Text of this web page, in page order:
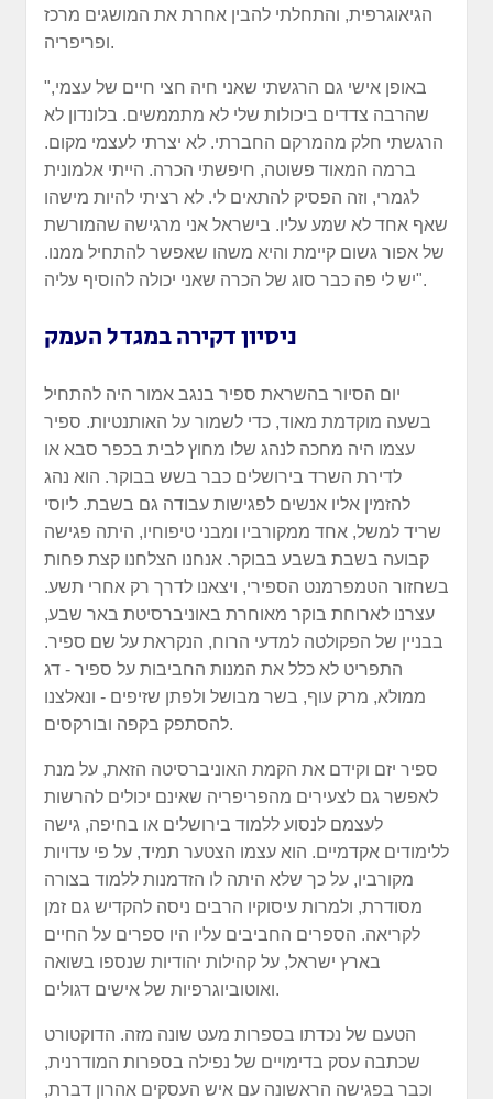
הגיאוגרפית, והתחלתי להבין אחרת את המושגים מרכז
ופריפריה.
"באופן אישי גם הרגשתי שאני חיה חצי חיים של עצמי,
שהרבה צדדים ביכולות שלי לא מתממשים. בלונדון לא
הרגשתי חלק מהמרקם החברתי. לא יצרתי לעצמי מקום.
ברמה המאוד פשוטה, חיפשתי הכרה. הייתי אלמונית
לגמרי, וזה הפסיק להתאים לי. לא רציתי להיות מישהו
שאף אחד לא שמע עליו. בישראל אני מרגישה שהמורשת
של אפור גשום קיימת והיא משהו שאפשר להתחיל ממנו.
יש לי פה כבר סוג של הכרה שאני יכולה להוסיף עליה".
ניסיון דקירה במגדל העמק
יום הסיור בהשראת ספיר בנגב אמור היה להתחיל
בשעה מוקדמת מאוד, כדי לשמור על האותנטיות. ספיר
עצמו היה מחכה לנהג שלו מחוץ לבית בכפר סבא או
לדירת השרד בירושלים כבר בשש בבוקר. הוא נהג
להזמין אליו אנשים לפגישות עבודה גם בשבת. ליוסי
שריד למשל, אחד ממקורביו ומבני טיפוחיו, היתה פגישה
קבועה בשבת בשבע בבוקר. אנחנו הצלחנו קצת פחות
בשחזור הטמפרמנט הספירי, ויצאנו לדרך רק אחרי תשע.
עצרנו לארוחת בוקר מאוחרת באוניברסיטת באר שבע,
בבניין של הפקולטה למדעי הרוח, הנקראת על שם ספיר.
התפריט לא כלל את המנות החביבות על ספיר - דג
ממולא, מרק עוף, בשר מבושל ולפתן שזיפים - ונאלצנו
להסתפק בקפה ובורקסים.
ספיר יזם וקידם את הקמת האוניברסיטה הזאת, על מנת
לאפשר גם לצעירים מהפריפריה שאינם יכולים להרשות
לעצמם לנסוע ללמוד בירושלים או בחיפה, גישה
ללימודים אקדמיים. הוא עצמו הצטער תמיד, על פי עדויות
מקורביו, על כך שלא היתה לו הזדמנות ללמוד בצורה
מסודרת, ולמרות עיסוקיו הרבים ניסה להקדיש גם זמן
לקריאה. הספרים החביבים עליו היו ספרים על החיים
בארץ ישראל, על קהילות יהודיות שנספו בשואה
ואוטוביוגרפיות של אישים דגולים.
הטעם של נכדתו בספרות מעט שונה מזה. הדוקטורט
שכתבה עסק בדימויים של נפילה בספרות המודרנית,
וכבר בפגישה הראשונה עם איש העסקים אהרון דברת,